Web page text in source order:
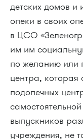
детских домов и
опеки в своих
в ЦСО
им им
по желанию или
центра, которая
подопечных
выпускников
учреждения, не